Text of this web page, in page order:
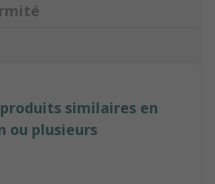
similaires en
ou plusieurs